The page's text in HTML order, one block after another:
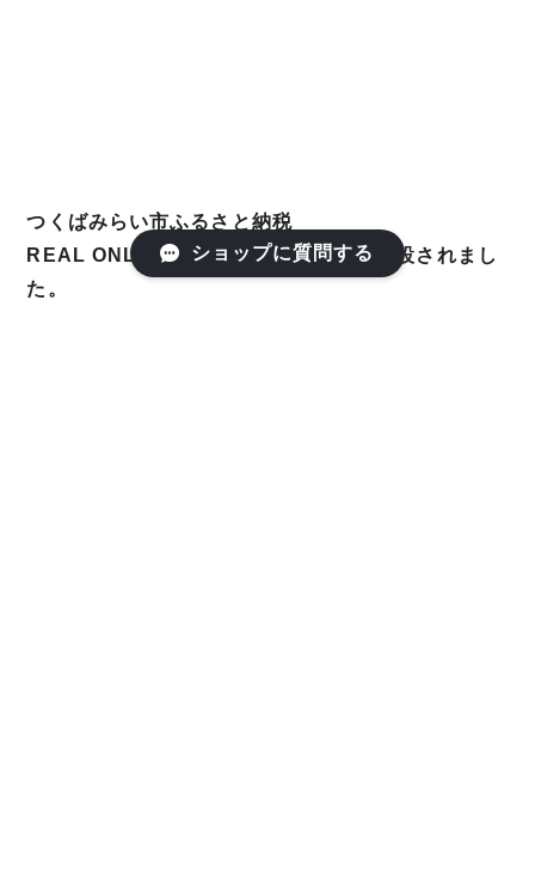
つくばみらい市ふるさと納税
REAL ONLINE STORE特設ページが開設されまし
た。
ショップに質問する